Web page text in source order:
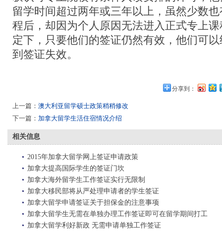
留学时间超过两年或三年以上，虽然少数
程后，却因为个人原因无法进入正式专上
定下，只要他们的签证仍然有效，他们可
到签证失效。
分享到：
上一篇： 澳大利亚留学硕士政策稍稍修改
下一篇： 加拿大留学生活住宿情况介绍
相关信息
2015年加拿大留学网上签证申请政策
加拿大提高国际学生的签证门坎
加拿大海外留学生工作签证实行无限制
加拿大移民部将从严处理申请者的学生签证
加拿大留学申请签证关于担保金的注意事项
加拿大留学生无需在单独办理工作签证即可在留学期间打工
加拿大留学利好新政 无需申请单独工作签证